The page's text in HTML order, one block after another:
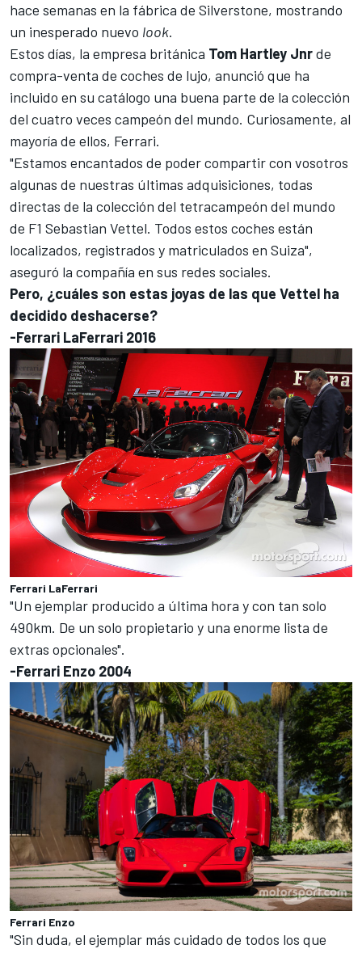
hace semanas en la fábrica de Silverstone, mostrando
un inesperado nuevo look.
Estos días, la empresa británica Tom Hartley Jnrde
compra-venta de coches de lujo, anunció que ha
incluido en su catálogo una buena parte de la colección
del cuatro veces campeón del mundo. Curiosamente, al
mayoría de ellos, Ferrari.
"Estamos encantados de poder compartir con vosotros
algunas de nuestras últimas adquisiciones, todas
directas de la colección del tetracampeón del mundo
de F1 Sebastian Vettel. Todos estos coches están
localizados, registrados y matriculados en Suiza",
aseguró la compañía en sus redes sociales.
Pero, ¿cuáles son estas joyas de las que Vettel ha
decidido deshacerse?
-Ferrari LaFerrari 2016
Ferrari LaFerrari
"Un ejemplar producido a última hora y con tan solo
490km. De un solo propietario y una enorme lista de
extras opcionales".
-Ferrari Enzo 2004
Ferrari Enzo
"Sin duda, el ejemplar más cuidado de todos los que